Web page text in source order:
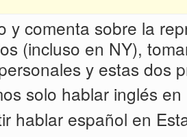
y comenta sobre la
(incluso en NY),
y estas dos
solo hablar inglés
hablar español en